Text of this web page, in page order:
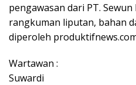
pengawasan dari PT.
rangkuman liputan, bahan
diperoleh
Wartawan :
Suwardi